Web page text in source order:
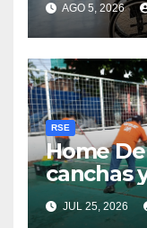
AGO 5, 2026
RSE
Home
canchas
meta
JUL 25, 2026